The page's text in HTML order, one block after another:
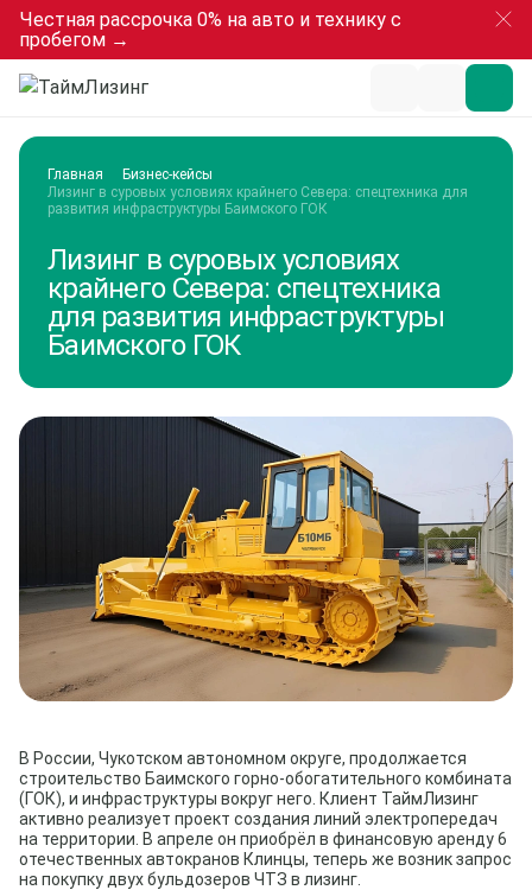
Честная рассрочка 0% на авто и технику с
пробегом →
Главная
Бизнес-кейсы
Лизинг в суровых условиях крайнего Севера: спецтехника для
развития инфраструктуры Баимского ГОК
Лизинг в суровых условиях
крайнего Севера: спецтехника
для развития инфраструктуры
Баимского ГОК
В России, Чукотском автономном округе, продолжается
строительство Баимского горно-обогатительного комбината
(ГОК), и инфраструктуры вокруг него. Клиент ТаймЛизинг
активно реализует проект создания линий электропередач
на территории. В апреле он приобрёл в финансовую аренду 6
отечественных автокранов Клинцы, теперь же возник запрос
на покупку двух бульдозеров ЧТЗ в лизинг.